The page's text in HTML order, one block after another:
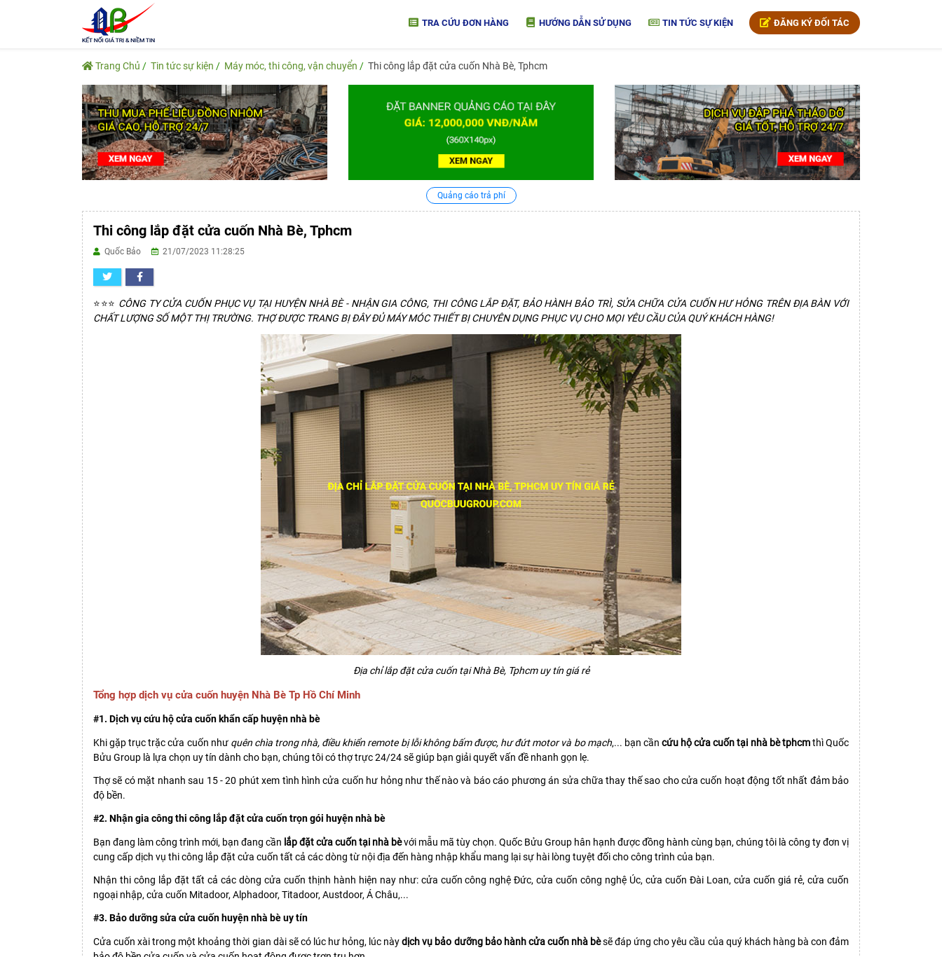
TRA CỨU ĐƠN HÀNG HƯỚNG DẪN SỬ DỤNG TIN TỨC SỰ KIỆN ĐĂNG KÝ ĐỐI TÁC
Trang Chủ Tin tức sự kiện Máy móc, thi công, vận chuyển Thi công lắp đặt cửa cuốn Nhà Bè, Tphcm
Quảng cáo trả phí
Thi công lắp đặt cửa cuốn Nhà Bè, Tphcm
Quốc Bảo 21/07/2023 11:28:25
⭐⭐⭐ CÔNG TY CỬA CUỐN PHỤC VỤ TẠI HUYỆN NHÀ BÈ - NHẬN GIA CÔNG, THI CÔNG LẮP ĐẶT, BẢO HÀNH BẢO TRÌ, SỬA CHỮA CỬA CUỐN HƯ HỎNG TRÊN ĐỊA BÀN VỚI
CHẤT LƯỢNG SỐ MỘT THỊ TRƯỜNG. THỢ ĐƯỢC TRANG BỊ ĐÂY ĐỦ MÁY MÓC THIẾT BỊ CHUYÊN DỤNG PHỤC VỤ CHO MỌI YÊU CẦU CỦA QUÝ KHÁCH HÀNG!
Địa chỉ lắp đặt cửa cuốn tại Nhà Bè, Tphcm uy tín giá rẻ
Tổng hợp dịch vụ cửa cuốn huyện Nhà Bè Tp Hồ Chí Minh
#1. Dịch vụ cứu hộ cửa cuốn khẩn cấp huyện nhà bè
Khi gặp trục trặc cửa cuốn như quên chìa trong nhà, điều khiển remote bị lỗi không bấm được, hư đứt motor và bo mạch,... bạn cầncứu hộ cửa cuốn tại nhà bè tphcmthì Quốc
Bửu Group là lựa chọn uy tín dành cho bạn, chúng tôi có thợ trực 24/24 sẽ giúp bạn giải quyết vấn đề nhanh gọn lẹ.
Thợ sẽ có mặt nhanh sau 15 - 20 phút xem tình hình cửa cuốn hư hỏng như thế nào và báo cáo phương án sửa chữa thay thế sao cho cửa cuốn hoạt động tốt nhất đảm bảo
độ bền.
#2. Nhận gia công thi công lắp đặt cửa cuốn trọn gói huyện nhà bè
Bạn đang làm công trình mới, bạn đang cần lắp đặt cửa cuốn tại nhà bèvới mẫu mã tùy chọn. Quốc Bửu Group hân hạnh được đồng hành cùng bạn, chúng tôi là công ty đơn vị
cung cấp dịch vụ thi công lắp đặt cửa cuốn tất cả các dòng từ nội địa đến hàng nhập khẩu mang lại sự hài lòng tuyệt đối cho công trình của bạn.
Nhận thi công lắp đặt tất cả các dòng cửa cuốn thịnh hành hiện nay như: cửa cuốn công nghệ Đức, cửa cuốn công nghệ Úc, cửa cuốn Đài Loan, cửa cuốn giá rẻ, cửa cuốn
ngoại nhập, cửa cuốn Mitadoor, Alphadoor, Titadoor, Austdoor, Á Châu,...
#3. Bảo dưỡng sửa cửa cuốn huyện nhà bè uy tín
Cửa cuốn xài trong một khoảng thời gian dài sẽ có lúc hư hỏng, lúc nàydịch vụ bảo dưỡng bảo hành cửa cuốn nhà bèsẽ đáp ứng cho yêu cầu của quý khách hàng bà con đảm